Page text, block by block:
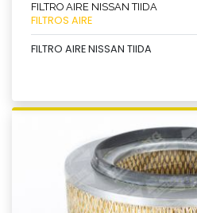
FILTRO AIRE NISSAN TIIDA
FILTROS AIRE
FILTRO AIRE NISSAN TIIDA
Ver